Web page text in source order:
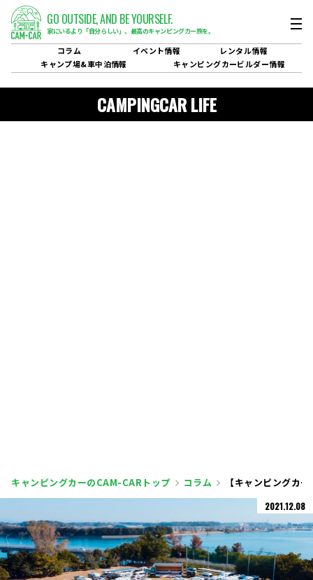
GO OUTSIDE,AND BE YOURSELF.
家にいるより「自分らしい」、 最高のキャンピングカー旅を。
コラム イベント情報 レンタル情報
キャンプ場&車中泊情報 キャンピングカービルダー情報
CAMPINGCAR LIFE
キャンピングカーのCAM-CARトップ コラム 【キャンピングカ
2021.12.08